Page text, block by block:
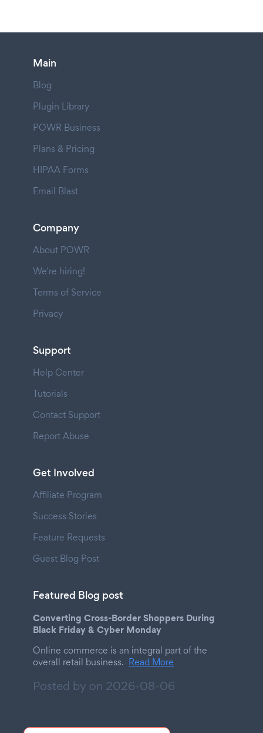
Main
Blog
Plugin Library
POWR Business
Plans & Pricing
HIPAA Forms
Email Blast
Company
About POWR
We're hiring!
Terms of Service
Privacy
Support
Help Center
Tutorials
Contact Support
Report Abuse
Get Involved
Affiliate Program
Success Stories
Feature Requests
Guest Blog Post
Featured Blog post
Converting Cross-Border Shoppers During
Black Friday & Cyber Monday
Online commerce is an integral part of the
overall retail business. Read More
Posted by on 2026-08-06